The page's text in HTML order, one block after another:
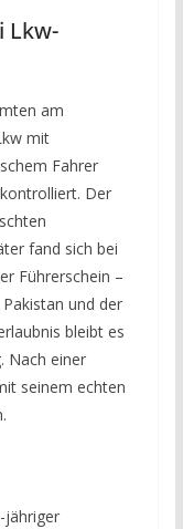
Lkw-
am
mit
Fahrer
Der
fand sich bei
Führerschein –
und der
bleibt es
Nach einer
seinem echten
jähriger